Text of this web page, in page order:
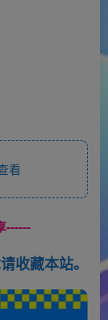
看
------
收藏本站。